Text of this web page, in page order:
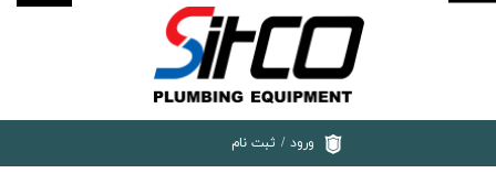
ورود / ثبت نام